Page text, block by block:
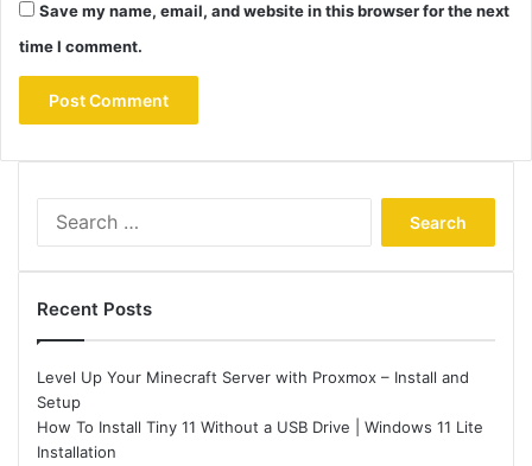
Save my name, email, and website in this browser for the next
time I comment.
Recent Posts
Level Up Your Minecraft Server with Proxmox – Install and
Setup
How To Install Tiny 11 Without a USB Drive | Windows 11 Lite
Installation